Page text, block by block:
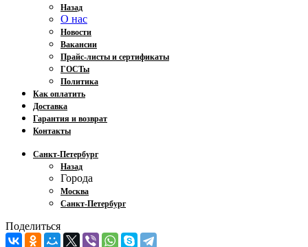
Назад
О нас
Новости
Вакансии
Прайс-листы и сертификаты
ГОСТы
Политика
Как оплатить
Доставка
Гарантия и возврат
Контакты
Санкт-Петербург
Назад
Города
Москва
Санкт-Петербург
Поделиться